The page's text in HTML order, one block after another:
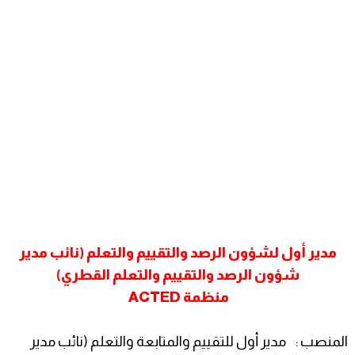
مدير أول لشؤون الرصد والتقييم والتعلم (نائب مدير
شؤون الرصد والتقييم والتعلم القطري)
منظمة ACTED
المنصب : مدير أول للتقييم والمتابعة والتعلم (نائب مدير